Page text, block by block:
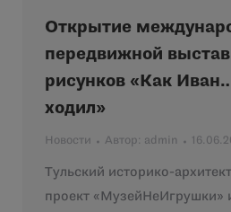
Открытие
передвижной
рисунков «Как
ходил»
Новости Автор: admin
Тульский историко-
проект «МузейНеИгрушки»